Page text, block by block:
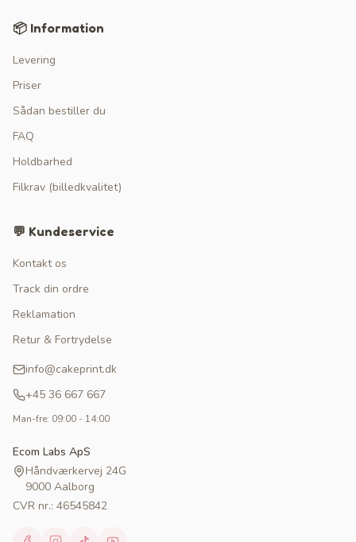
📦 Information
Levering
Priser
Sådan bestiller du
FAQ
Holdbarhed
Filkrav (billedkvalitet)
💬 Kundeservice
Kontakt os
Track din ordre
Reklamation
Retur & Fortrydelse
info@cakeprint.dk
+45 36 667 667
Man-fre: 09:00 - 14:00
Ecom Labs ApS
Håndværkervej 24G
9000 Aalborg
CVR nr.: 46545842